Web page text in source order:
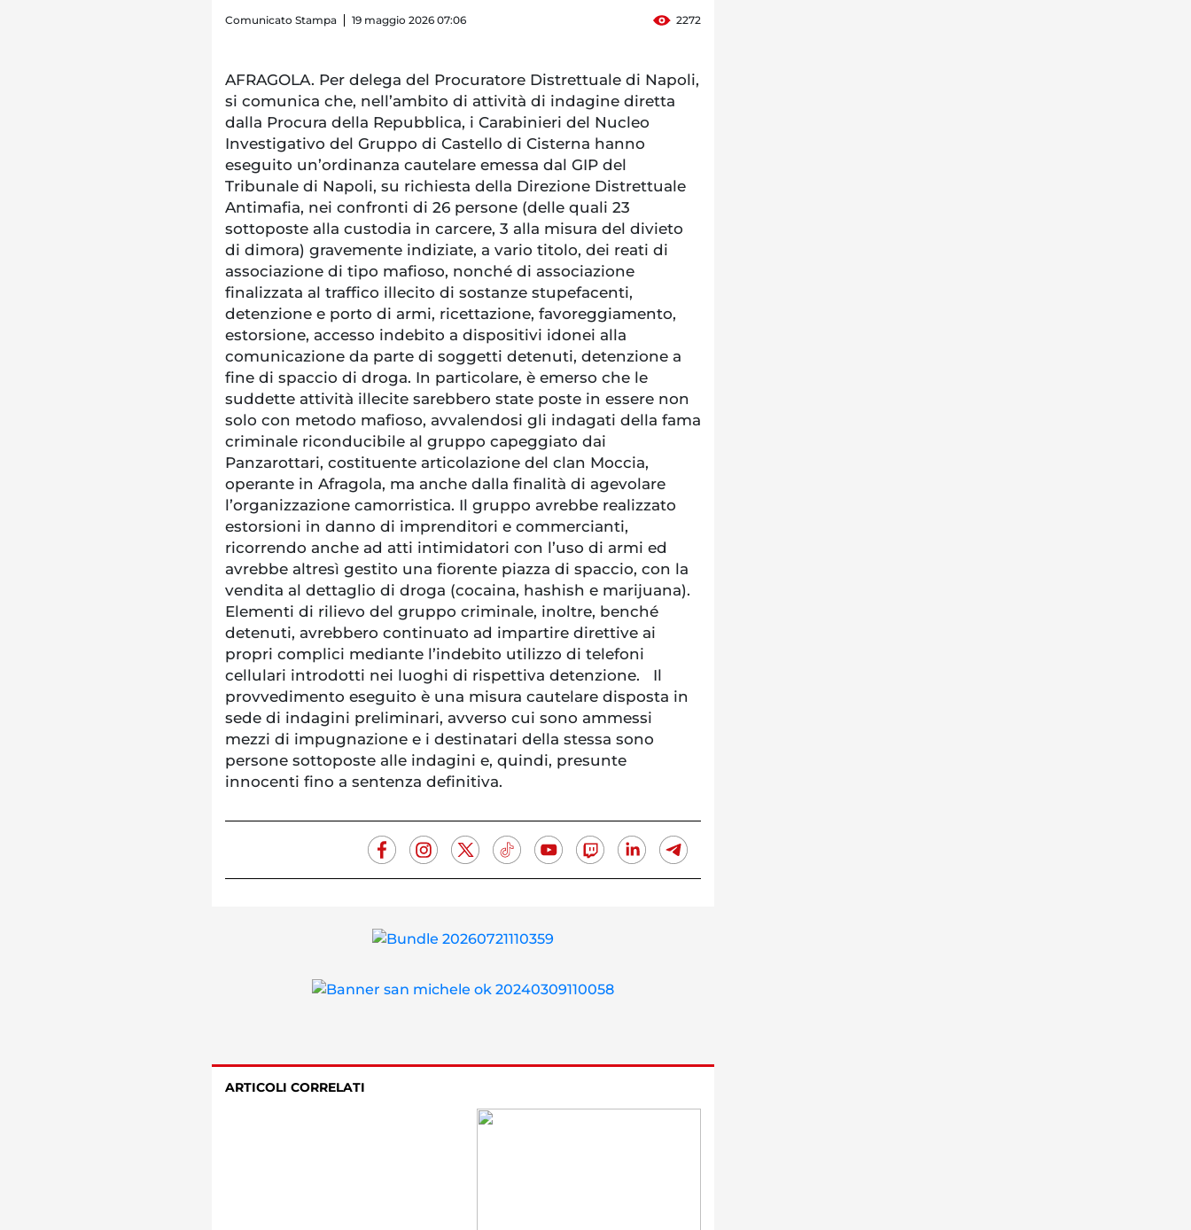
Comunicato Stampa 19 maggio 2026 07:06 2272
AFRAGOLA. Per delega del Procuratore Distrettuale di Napoli,
si comunica che, nell’ambito di attività di indagine diretta
dalla Procura della Repubblica, i Carabinieri del Nucleo
Investigativo del Gruppo di Castello di Cisterna hanno
eseguito un’ordinanza cautelare emessa dal GIP del
Tribunale di Napoli, su richiesta della Direzione Distrettuale
Antimafia, nei confronti di 26 persone (delle quali 23
sottoposte alla custodia in carcere, 3 alla misura del divieto
di dimora) gravemente indiziate, a vario titolo, dei reati di
associazione di tipo mafioso, nonché di associazione
finalizzata al traffico illecito di sostanze stupefacenti,
detenzione e porto di armi, ricettazione, favoreggiamento,
estorsione, accesso indebito a dispositivi idonei alla
comunicazione da parte di soggetti detenuti, detenzione a
fine di spaccio di droga. In particolare, è emerso che le
suddette attività illecite sarebbero state poste in essere non
solo con metodo mafioso, avvalendosi gli indagati della fama
criminale riconducibile al gruppo capeggiato dai
Panzarottari, costituente articolazione del clan Moccia,
operante in Afragola, ma anche dalla finalità di agevolare
l’organizzazione camorristica. Il gruppo avrebbe realizzato
estorsioni in danno di imprenditori e commercianti,
ricorrendo anche ad atti intimidatori con l’uso di armi ed
avrebbe altresì gestito una fiorente piazza di spaccio, con la
vendita al dettaglio di droga (cocaina, hashish e marijuana).
Elementi di rilievo del gruppo criminale, inoltre, benché
detenuti, avrebbero continuato ad impartire direttive ai
propri complici mediante l’indebito utilizzo di telefoni
cellulari introdotti nei luoghi di rispettiva detenzione. Il
provvedimento eseguito è una misura cautelare disposta in
sede di indagini preliminari, avverso cui sono ammessi
mezzi di impugnazione e i destinatari della stessa sono
persone sottoposte alle indagini e, quindi, presunte
innocenti fino a sentenza definitiva.
ARTICOLI CORRELATI